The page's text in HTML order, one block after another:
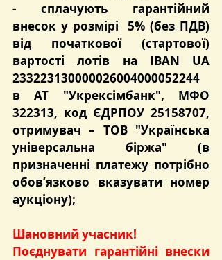
- сплачують гарантійний
внесок у розмірі 5% (без ПДВ)
від початкової (стартової)
вартості лотів на
233223130000026004000052244
в АТ "Укрексімбанк"
322313, код ЄДРПОУ 25158707,
отримувач – ТОВ "Українська
універсальна біржа" (в
призначенні платежу потрібно
обов’язково вказувати номер
аукціону);
Шановний учасник!
Поєднувати гарантійні внески